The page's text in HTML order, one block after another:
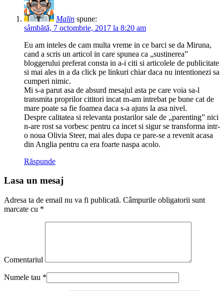
Malin spune:
sâmbătă, 7 octombrie, 2017 la 8:20 am
Eu am inteles de cam multa vreme in ce barci se da Miruna,
cand a scris un articol in care spunea ca „sustinerea”
bloggerului preferat consta in a-i citi si articolele de publicitate
si mai ales in a da click pe linkuri chiar daca nu intentionezi sa
cumperi nimic.
Mi s-a parut asa de absurd mesajul asta pe care voia sa-l
transmita proprilor cititori incat m-am intrebat pe bune cat de
mare poate sa fie foamea daca s-a ajuns la asa nivel.
Despre calitatea si relevanta postarilor sale de „parenting” nici
n-are rost sa vorbesc pentru ca incet si sigur se transforma intr-
o noua Olivia Steer, mai ales dupa ce pare-se a revenit acasa
din Anglia pentru ca era foarte naspa acolo.
Răspunde
Lasa un mesaj
Adresa ta de email nu va fi publicată. Câmpurile obligatorii sunt
marcate cu *
Comentariul
Numele tau *